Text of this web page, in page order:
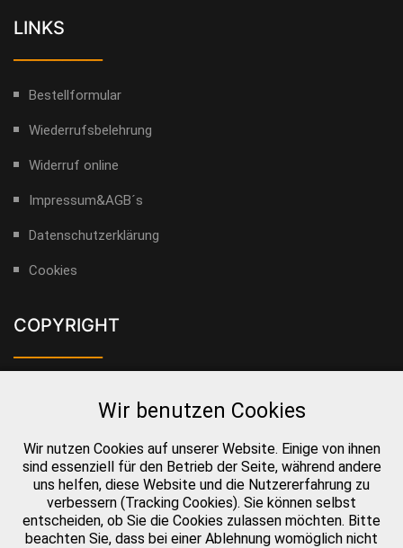
LINKS
Bestellformular
Wiederrufsbelehrung
Widerruf online
Impressum&AGB´s
Datenschutzerklärung
Cookies
COPYRIGHT
Helbig. Ohne Genehmigung des Urhebers dürfen die
geschützten Werke nicht vervielfältigt werden.
LIZENSEN BILDER & VIDEOS
___________
Wir benutzen Cookies
Wir nutzen Cookies auf unserer Website. Einige von ihnen
sind essenziell für den Betrieb der Seite, während andere
uns helfen, diese Website und die Nutzererfahrung zu
verbessern (Tracking Cookies). Sie können selbst
entscheiden, ob Sie die Cookies zulassen möchten. Bitte
beachten Sie, dass bei einer Ablehnung womöglich nicht